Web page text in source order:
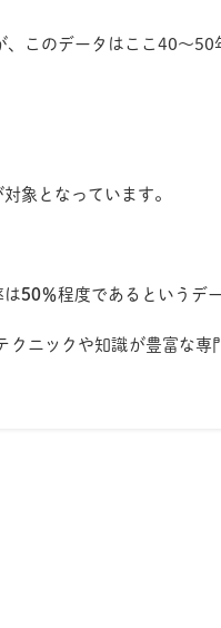
このデータはここ40〜50
象となっています。
は50％程度であるというデ
ニックや知識が豊富な